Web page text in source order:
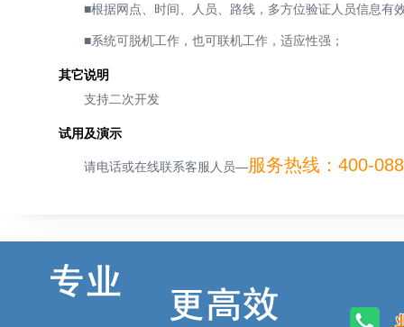
■根据网点、时间、人员、路线，多方位验证人员信息有
■系统可脱机工作，也可联机工作，适应性强；
其它说明
支持二次开发
试用及演示
请电话或在线联系客服人员—服务热线：400-